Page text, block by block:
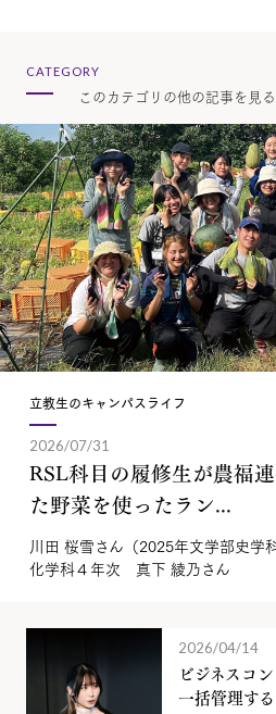
CATEGORY
このカテゴリの他の記事を見る
立教生のキャンパスライフ
2026/07/31
RSL科目の履修生が農福
た野菜を使ったラン...
川田 桜雪さん（2025年文学部史学
化学科４年次 真下 綾乃さん
2026/04/14
ビジネスコ
一括管理す